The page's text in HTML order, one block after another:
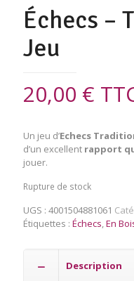
Échecs –
Jeu
20,00 €
Un jeu d’Echecs
d’un excellent rapport
jouer.
Rupture de stock
UGS : 4001504881061
Étiquettes : Échecs En
Description